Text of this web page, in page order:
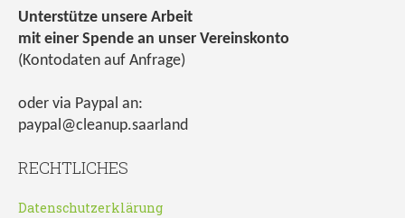
Unterstütze unsere Arbeit
mit einer Spende an unser Vereinskonto
(Kontodaten auf Anfrage)
oder via Paypal an:
paypal@cleanup.saarland
RECHTLICHES
Datenschutzerklärung